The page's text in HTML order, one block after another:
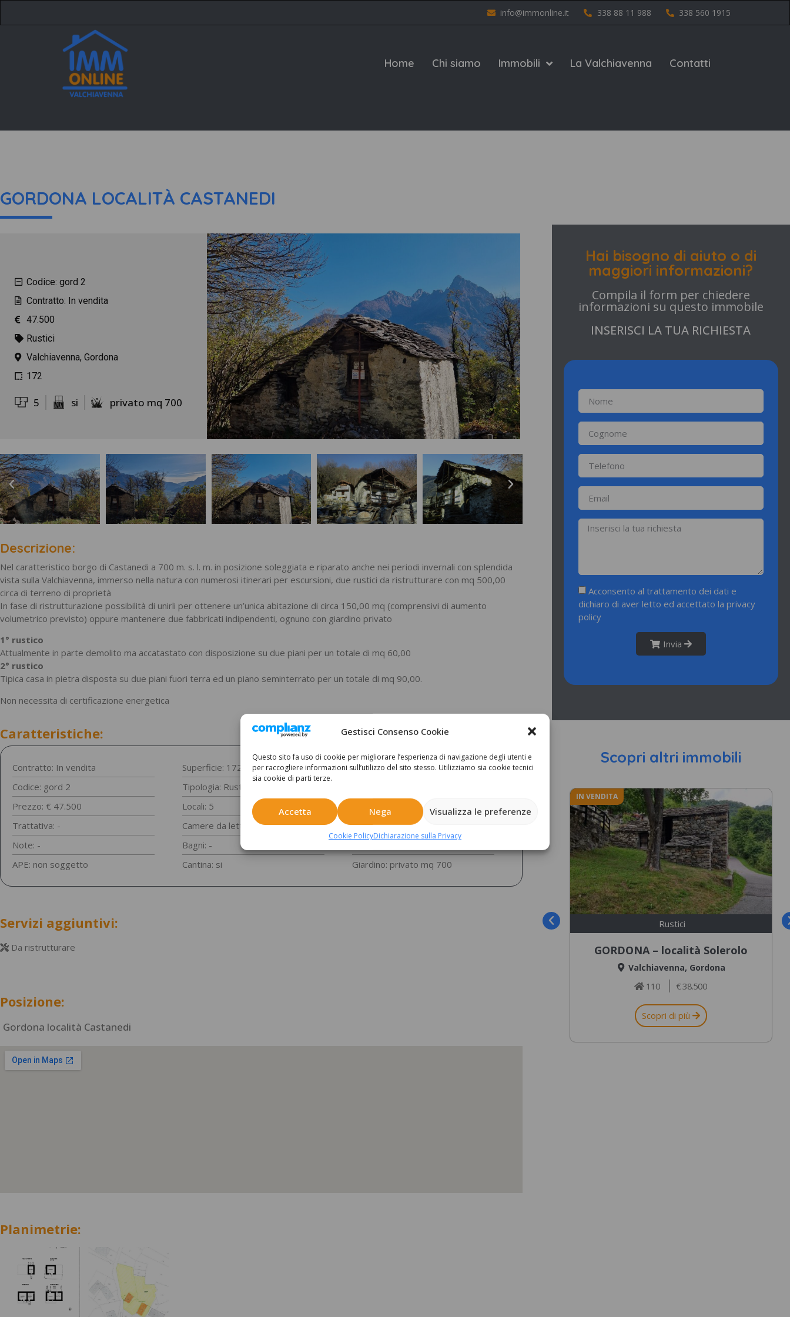
Gestisci Consenso Cookie
Questo sito fa uso di cookie per migliorare l’esperienza di navigazione degli utenti e
per raccogliere informazioni sull’utilizzo del sito stesso. Utilizziamo sia cookie tecnici
sia cookie di parti terze.
Accetta Nega Visualizza le preferenze
Cookie PolicyDichiarazione sulla Privacy
info@immonline.it 338 88 11 988 338 560 1915
Home Chi siamo Immobili La Valchiavenna Contatti
GORDONA LOCALITÀ CASTANEDI
Codice: gord 2
Contratto: In vendita
47.500
Rustici
Valchiavenna, Gordona
172
5 si privato mq 700
Descrizione:
Nel caratteristico borgo di Castanedi a 700 m. s. l. m. in posizione soleggiata e riparato anche nei periodi invernali con splendida
vista sulla Valchiavenna, immerso nella natura con numerosi itinerari per escursioni, due rustici da ristrutturare con mq 500,00
circa di terreno di proprietà
In fase di ristrutturazione possibilità di unirli per ottenere un’unica abitazione di circa 150,00 mq (comprensivi di aumento
volumetrico previsto) oppure mantenere due fabbricati indipendenti, ognuno con giardino privato
1° rustico
Attualmente in parte demolito ma accatastato con disposizione su due piani per un totale di mq 60,00
2° rustico
Tipica casa in pietra disposta su due piani fuori terra ed un piano seminterrato per un totale di mq 90,00.
Non necessita di certificazione energetica
Caratteristiche:
Contratto: In vendita
Codice: gord 2
Prezzo: € 47.500
Trattativa: -
Note: -
APE: non soggetto
Superficie: 172
Tipologia: Rustici
Locali: 5
Camere da letto: -
Bagni: -
Cantina: si
Mansarda: -
Box: -
Balconi: si
Giardino: privato mq 700
Servizi aggiuntivi:
Da ristrutturare
Posizione:
Gordona località Castanedi
Planimetrie:
Hai bisogno di aiuto o di
maggiori informazioni?
Compila il form per chiedere
informazioni su questo immobile
INSERISCI LA TUA RICHIESTA
Acconsento al trattamento dei dati e
dichiaro di aver letto ed accettato la privacy
policy
Invia
Scopri altri immobili
IN VENDITA IN VENDITA IN VENDITA
CHIAVENNA – Località
Valchiavenna
84
Scopri di più